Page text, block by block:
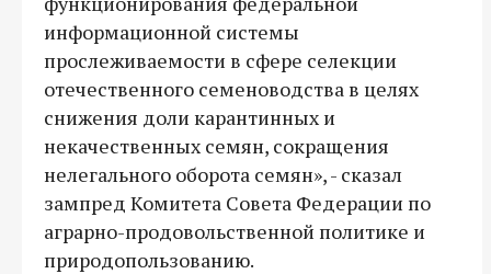
информационной системы
прослеживаемости в сфере селекции
отечественного семеноводства в целях
снижения доли карантинных и
некачественных семян, сокращения
нелегального оборота семян», - сказал
зампред Комитета Совета Федерации по
аграрно-продовольственной политике и
природопользованию.